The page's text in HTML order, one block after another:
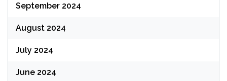
September 2024
August 2024
July 2024
June 2024